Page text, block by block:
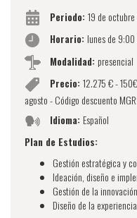
Periodo: 19 de
Horario: lunes de 9:00
Modalidad: presencial
Precio: 12.275 € -
agosto - Código descuento
Idioma: Español
Plan de Estudios:
Gestión estratégica y
Ideación, diseño e
Gestión de la
Diseño de la